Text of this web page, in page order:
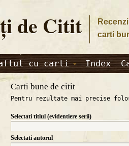
de Citit
carti
cu carti Index
Carti bune de citit
Pentru rezultate mai precise
Selectati titlul (evidentiere serii)
Selectati autorul